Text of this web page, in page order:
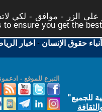
على الزر - موافق - لكي
ensure you get the
حقوق الإنسان - اخبار
التبرع للموقع -
للجميع"